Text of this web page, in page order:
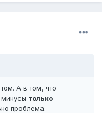
А в том, что
минусы только
проблема.